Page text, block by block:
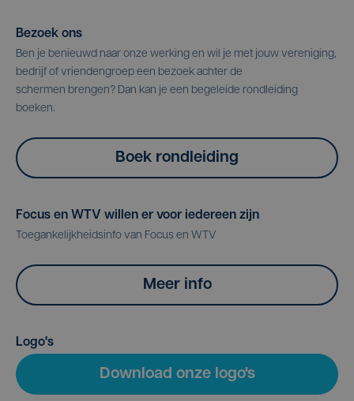
Bezoek ons
Ben je benieuwd naar onze werking en wil je met jouw vereniging,
bedrijf of vriendengroep een bezoek achter de
schermen brengen? Dan kan je een begeleide rondleiding
boeken.
Boek rondleiding
Focus en WTV willen er voor iedereen zijn
Toegankelijkheidsinfo van Focus en WTV
Meer info
Logo's
Download onze logo's